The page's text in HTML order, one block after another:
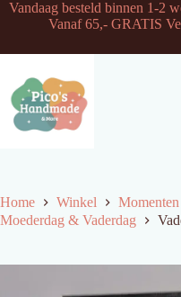
Ga
inhoud
Vandaag besteld binnen
Vanaf 65,- GRATIS
Home Winkel
Momenten
Moederdag & Vaderdag